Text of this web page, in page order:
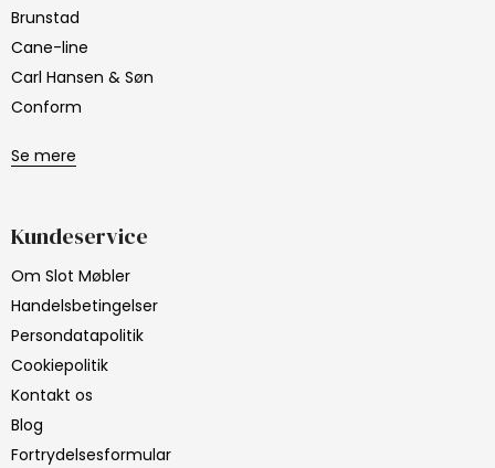
Brunstad
Cane-line
Carl Hansen & Søn
Conform
Se mere
Kundeservice
Om Slot Møbler
Handelsbetingelser
Persondatapolitik
Cookiepolitik
Kontakt os
Blog
Fortrydelsesformular